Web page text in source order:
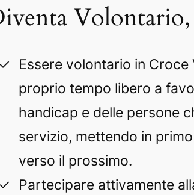
Essere volontario in
proprio tempo libero a
handicap e delle persone
servizio, mettendo in
verso il prossimo.
Partecipare attivamente